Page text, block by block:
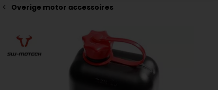
Overige motor accessoires